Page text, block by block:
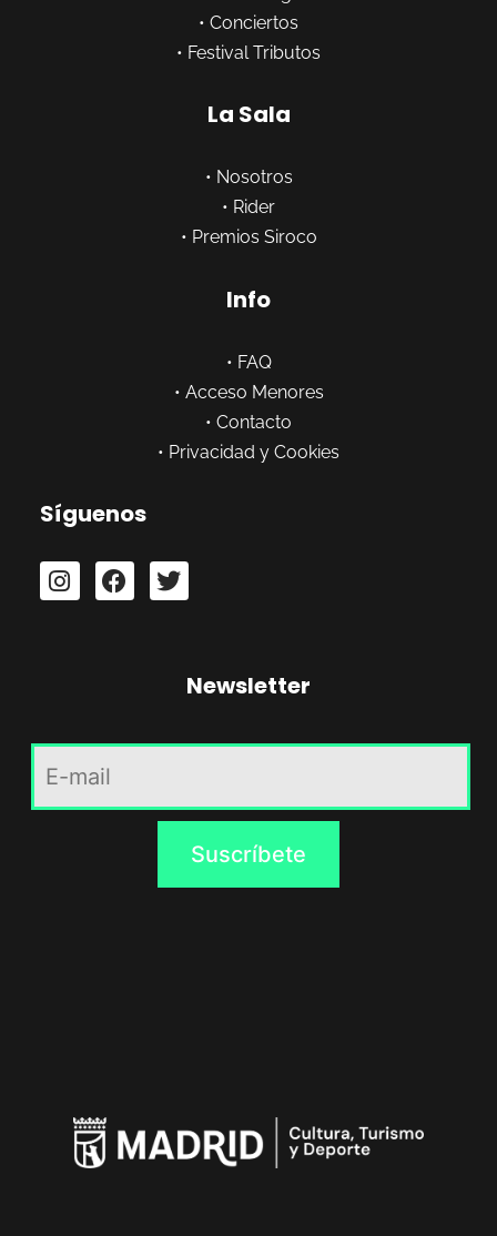
• Conciertos
• Festival Tributos
La Sala
• Nosotros
• Rider
• Premios Siroco
Info
• FAQ
• Acceso Menores
• Contacto
• Privacidad y Cookies
Síguenos
Newsletter